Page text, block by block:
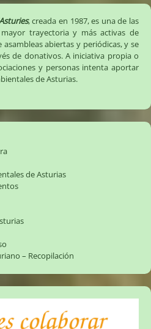
, creada en 1987, es una de las
trayectoria y más activas de
abiertas y periódicas, y se
de donativos. A iniciativa propia o
y personas intenta aportar
de Asturias.
de Asturias
– Recopilación